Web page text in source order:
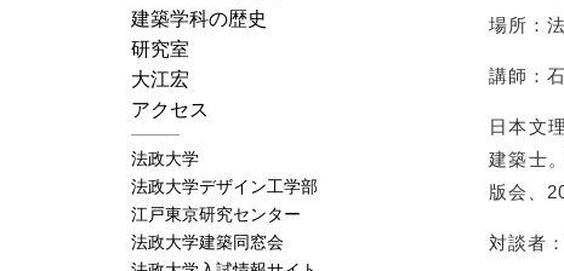
建築学科の歴史
研究室
大江宏
アクセス
法政大学
法政大学デザイン工学部
江戸東京研究センター
法政大学建築同窓会
場所：
講師：
日本文
建築士
版会、
対談者